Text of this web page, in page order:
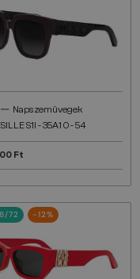
— Napszemüvegek
S1I - 35A1 O - 54
Ft
72 -12%